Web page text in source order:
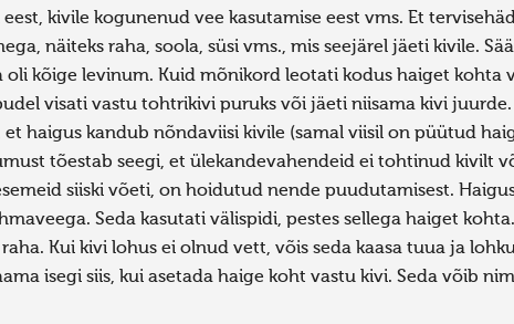
kivile kogunenud vee kasutamise eest vms. Et
näiteks raha, soola, süsi vms., mis seejärel jäeti kivile.
oli kõige levinum. Kuid mõnikord leotati kodus haiget kohta
visati vastu tohtrikivi puruks või jäeti niisama kivi
haigus kandub nõndaviisi kivile (samal viisil on püütud
tõestab seegi, et ülekandevahendeid ei tohtinud kivilt
siiski võeti, on hoidutud nende puudutamisest.
Seda kasutati välispidi, pestes sellega haiget
Kui kivi lohus ei olnud vett, võis seda kaasa tuua ja
isegi siis, kui asetada haige koht vastu kivi. Seda võib